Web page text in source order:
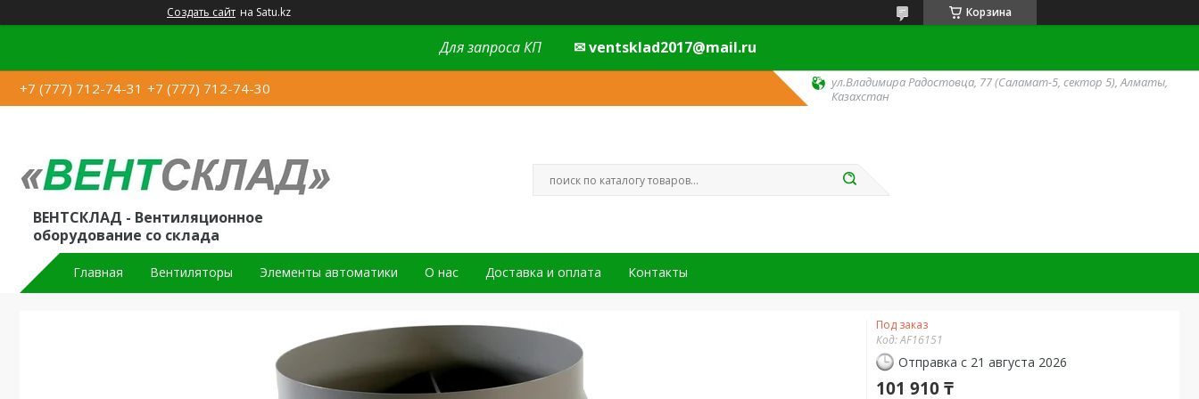
Создать сайт на Satu.kz Корзина
Для запроса КП ✉ ventsklad2017@mail.ru
+7 (777) 712-74-31 +7 (777) 712-74-30
ул.Владимира Радостовца, 77 (Саламат-5, сектор 5), Алматы,
Казахстан
ВЕНТСКЛАД - Вентиляционное
оборудование со склада
Главная Вентиляторы Элементы автоматики О нас Доставка и оплата Контакты
Под заказ
Код:AF16151
Отправка с 21 августа 2026
101 910 ₸